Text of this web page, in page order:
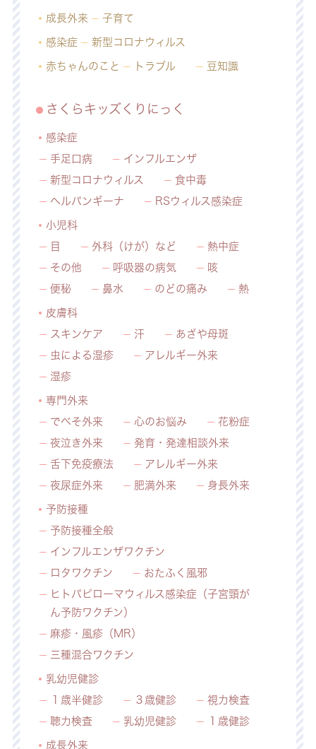
成長外来 子育て
感染症 新型コロナウィルス
赤ちゃんのこと トラブル 豆知識
さくらキッズくりにっく
感染症
手足口病
インフルエンザ
新型コロナウィルス
食中毒
ヘルパンギーナ
RSウィルス感染症
小児科
目
外科（けが）など
熱中症
その他
呼吸器の病気
咳
便秘
鼻水 のどの痛み 熱
皮膚科
スキンケア
汗
あざや母斑
虫による湿疹
アレルギー外来
湿疹
専門外来
でべそ外来
心のお悩み
花粉症
夜泣き外来
発育・発達相談外来
舌下免疫療法
アレルギー外来
夜尿症外来
肥満外来 身長外来
予防接種
予防接種全般
インフルエンザワクチン
ロタワクチン
おたふく風邪
ヒトパピローマウィルス感染症（子宮頸が
ん予防ワクチン）
麻疹・風疹（MR）
三種混合ワクチン
乳幼児健診
１歳半健診
３歳健診
視力検査
聴力検査
乳幼児健診 １歳健診
成長外来